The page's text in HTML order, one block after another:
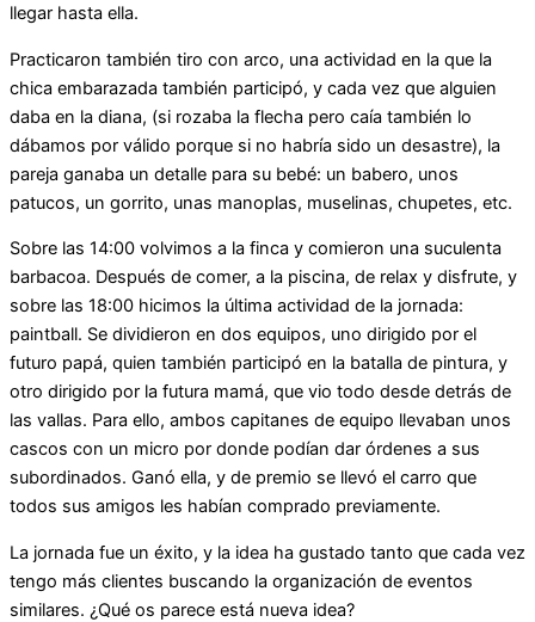
llegar hasta ella.
Practicaron también tiro con arco, una actividad en la que la
chica embarazada también participó, y cada vez que alguien
daba en la diana, (si rozaba la flecha pero caía también lo
dábamos por válido porque si no habría sido un desastre), la
pareja ganaba un detalle para su bebé: un babero, unos
patucos, un gorrito, unas manoplas, muselinas, chupetes, etc.
Sobre las 14:00 volvimos a la finca y comieron una suculenta
barbacoa. Después de comer, a la piscina, de relax y disfrute, y
sobre las 18:00 hicimos la última actividad de la jornada:
paintball. Se dividieron en dos equipos, uno dirigido por el
futuro papá, quien también participó en la batalla de pintura, y
otro dirigido por la futura mamá, que vio todo desde detrás de
las vallas. Para ello, ambos capitanes de equipo llevaban unos
cascos con un micro por donde podían dar órdenes a sus
subordinados. Ganó ella, y de premio se llevó el carro que
todos sus amigos les habían comprado previamente.
La jornada fue un éxito, y la idea ha gustado tanto que cada vez
tengo más clientes buscando la organización de eventos
similares. ¿Qué os parece está nueva idea?